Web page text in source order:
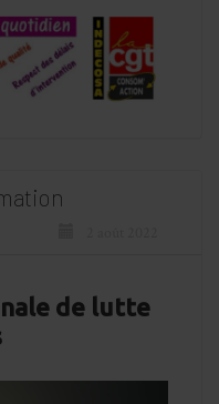
de lutte